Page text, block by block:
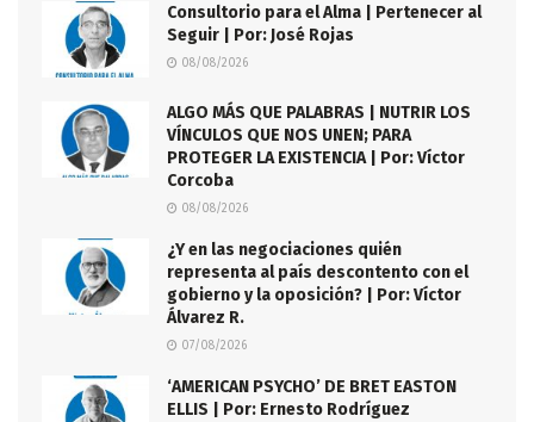
Consultorio para el Alma | Pertenecer al
Seguir | Por: José Rojas
08/08/2026
ALGO MÁS QUE PALABRAS | NUTRIR LOS
VÍNCULOS QUE NOS UNEN; PARA
PROTEGER LA EXISTENCIA | Por: Víctor
Corcoba
08/08/2026
¿Y en las negociaciones quién
representa al país descontento con el
gobierno y la oposición? | Por: Víctor
Álvarez R.
07/08/2026
‘AMERICAN PSYCHO’ DE BRET EASTON
ELLIS | Por: Ernesto Rodríguez